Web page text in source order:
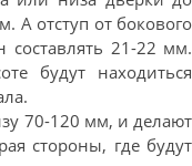
А отступ от бокового
составлять 21-22 мм.
будут находиться
70-120 мм, и делают
стороны, где будут